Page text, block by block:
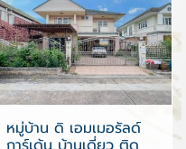
หมู่บ้าน ดิ เอมเมอรัลด์